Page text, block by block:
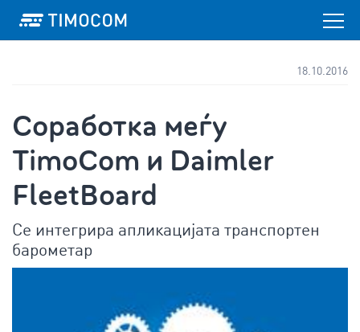
18.10.2016
Соработка меѓу
TimoCom и Daimler
FleetBoard
Се интегрира апликацијата транспортен
барометар